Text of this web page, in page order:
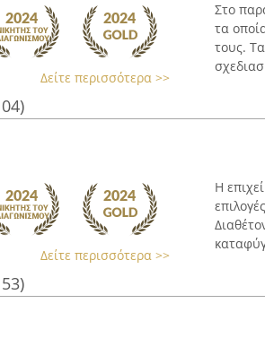
Δείτε περισσότερα >>
Στο
τα
τους.
Δείτε περισσότερα >>
Η